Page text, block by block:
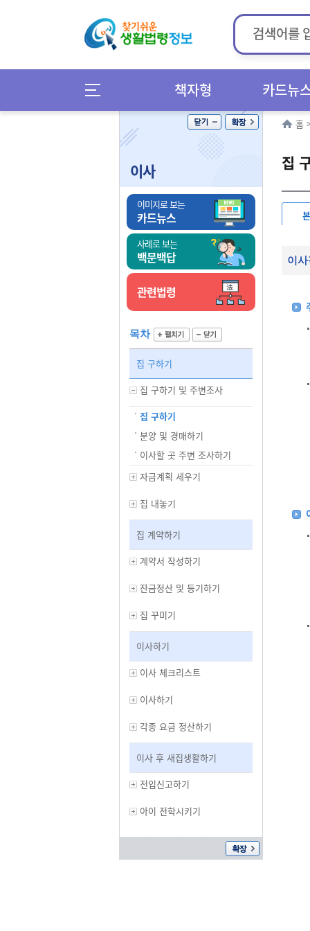
책자형 카드뉴
이사
이미지로 보는
카드뉴스
사례로 보는
백문백답
관련법령
목차
집 구하기
집 구하기 및 주변조사
집 구하기
분양 및 경매하기
이사할 곳 주변 조사하기
자금계획 세우기
집 내놓기
집 계약하기
계약서 작성하기
잔금정산 및 등기하기
집 꾸미기
이사하기
이사 체크리스트
이사하기
각종 요금 정산하기
이사 후 새집생활하기
전입신고하기
아이 전학시키기
홈
집
이